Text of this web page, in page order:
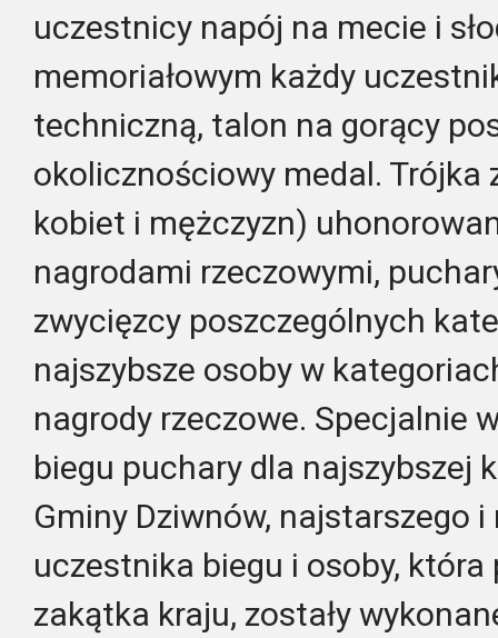
uczestnicy napój na mecie i
memoriałowym każdy
techniczną, talon na gorący
okolicznościowy medal. Trójka
kobiet i mężczyzn)
nagrodami rzeczowymi,
zwycięzcy poszczególnych
najszybsze osoby w
nagrody rzeczowe. Specjalnie
biegu puchary dla najszybszej
Gminy Dziwnów, najstarszego i
uczestnika biegu i osoby, która
zakątka kraju, zostały